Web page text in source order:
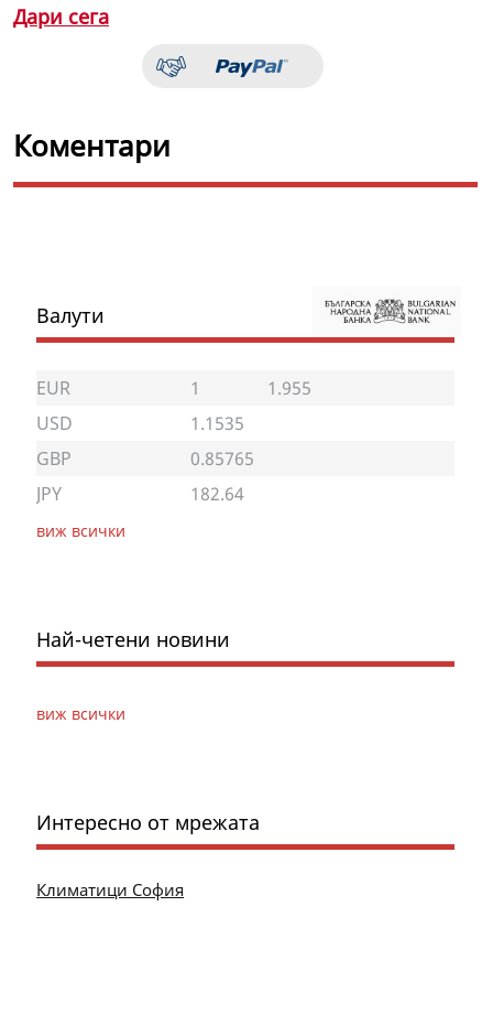
Дари сега
Коментари
Валути
EUR 1
1.955
USD
1.1535
GBP
0.85765
JPY
182.64
виж всички
Най-четени новини
виж всички
Интересно от мрежата
Климатици София